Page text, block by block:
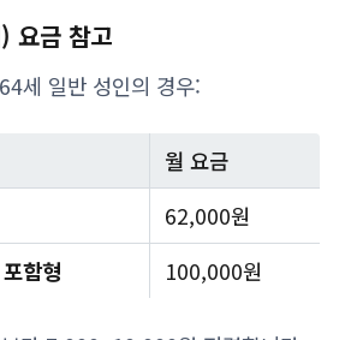
요금 참고
세 일반 성인의 경우:
월 요금
62,000원
함형
100,000원